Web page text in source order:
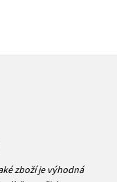
zboží je výhodná